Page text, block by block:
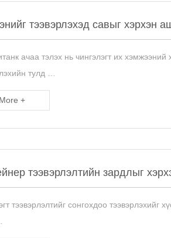
тээвэрлэхэд савыг хэрхэн
ачаа тэлэх нь чингэлэгт их
тулд …
More +
тээвэрлэлтийн зардлыг
тээвэрлэлтийг сонгохдоо